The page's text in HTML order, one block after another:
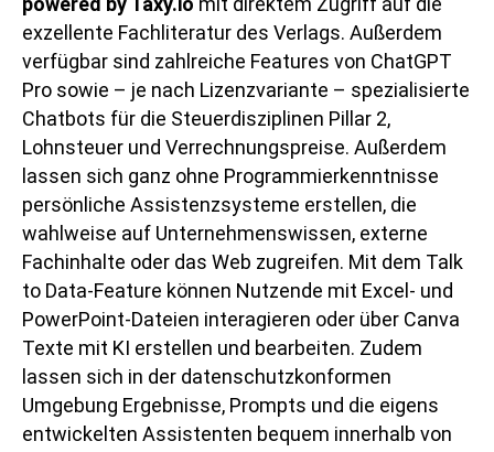
exzellente Fachliteratur des Verlags. Außerdem
verfügbar sind zahlreiche Features von ChatGPT
Pro sowie – je nach Lizenzvariante – spezialisierte
Chatbots für die Steuerdisziplinen Pillar 2,
Lohnsteuer und Verrechnungspreise. Außerdem
lassen sich ganz ohne Programmierkenntnisse
persönliche Assistenzsysteme erstellen, die
wahlweise auf Unternehmenswissen, externe
Fachinhalte oder das Web zugreifen. Mit dem Talk
to Data-Feature können Nutzende mit Excel- und
PowerPoint-Dateien interagieren oder über Canva
Texte mit KI erstellen und bearbeiten. Zudem
lassen sich in der datenschutzkonformen
Umgebung Ergebnisse, Prompts und die eigens
entwickelten Assistenten bequem innerhalb von